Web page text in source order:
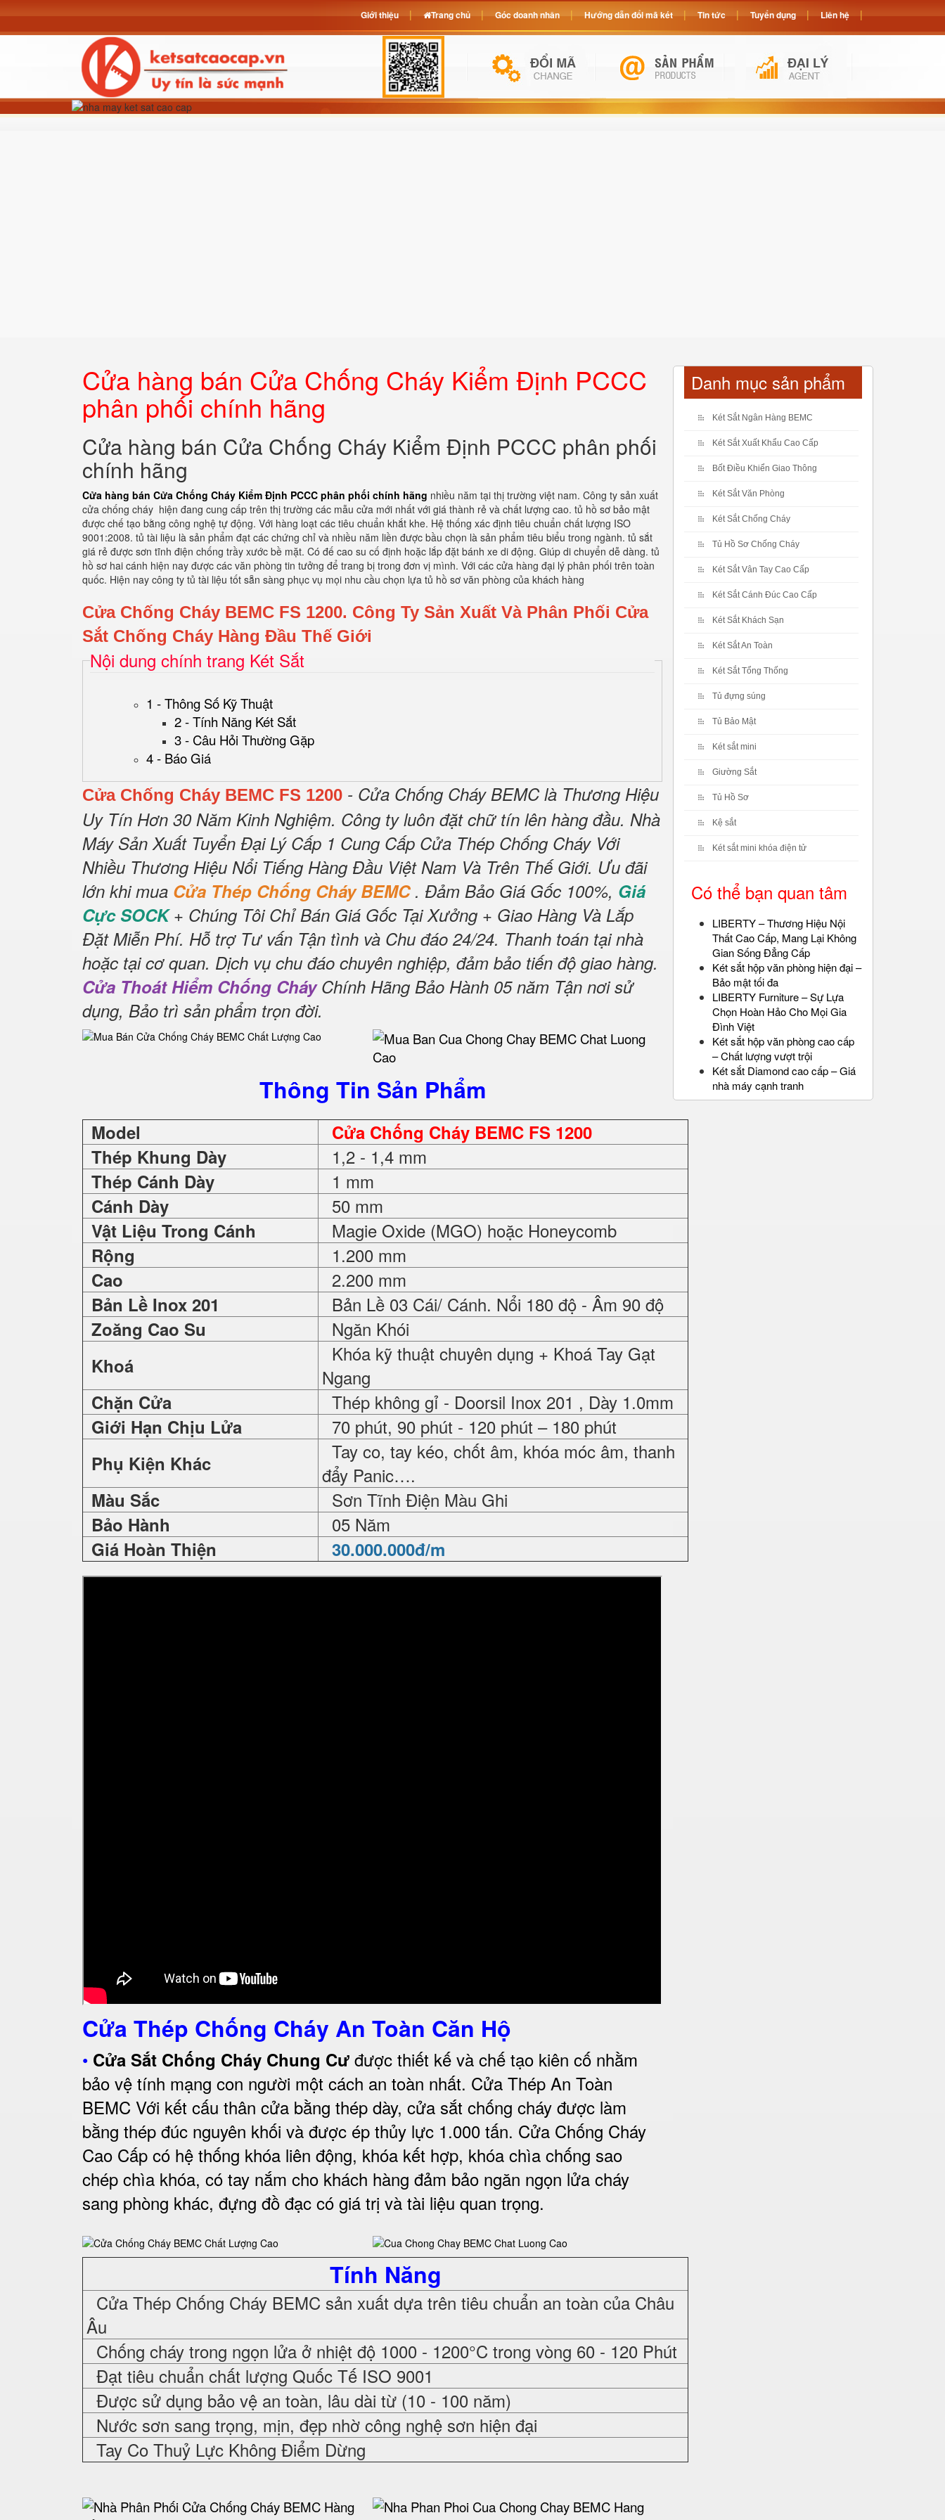
Cửa hàng bán Cửa Chống Cháy Kiểm Định PCCC
phân phối chính hãng
Cửa hàng bán Cửa Chống Cháy Kiểm Định PCCC phân phối
chính hãng
Cửa hàng bán Cửa Chống Cháy Kiểm Định PCCC phân phối chính hãng nhiều năm tại thị trường việt nam. Công ty sản xuất
cửa chống cháy hiện đang cung cấp trên thị trường các mẫu cửa mới nhất với giá thành rẻ và chất lượng cao. tủ hồ sơ bảo mật
được chế tạo bằng công nghệ tự động. Với hàng loạt các tiêu chuẩn khắt khe. Hệ thống xác định tiêu chuẩn chất lượng ISO
9001:2008. tủ tài liệu là sản phẩm đạt các chứng chỉ và nhiều năm liền được bầu chọn là sản phẩm tiêu biểu trong ngành. tủ sắt
giá rẻ được sơn tĩnh điện chống trầy xước bề mặt. Có đế cao su cố định hoặc lắp đặt bánh xe di động. Giúp di chuyển dễ dàng. tủ
hồ sơ hai cánh hiện nay được các văn phòng tin tưởng để trang bị trong đơn vị mình. Với các cửa hàng đại lý phân phối trên toàn
quốc. Hiện nay công ty tủ tài liệu tốt sẵn sàng phục vụ mọi nhu cầu chọn lựa tủ hồ sơ văn phòng của khách hàng
Cửa Chống Cháy BEMC FS 1200. Công Ty Sản Xuất Và Phân Phối Cửa
Sắt Chống Cháy Hàng Đầu Thế Giới
Nội dung chính trang Két Sắt
1 - Thông Số Kỹ Thuật
2 - Tính Năng Két Sắt
3 - Câu Hỏi Thường Gặp
4 - Báo Giá
Cửa Chống Cháy BEMC FS 1200 - Cửa Chống Cháy BEMC là Thương Hiệu
Uy Tín Hơn 30 Năm Kinh Nghiệm. Công ty luôn đặt chữ tín lên hàng đầu. Nhà
Máy Sản Xuất Tuyển Đại Lý Cấp 1 Cung Cấp Cửa Thép Chống Cháy Với
Nhiều Thương Hiệu Nổi Tiếng Hàng Đầu Việt Nam Và Trên Thế Giới. Ưu đãi
lớn khi mua Cửa Thép Chống Cháy BEMC . Đảm Bảo Giá Gốc 100%, Giá
Cực SOCK+ Chúng Tôi Chỉ Bán Giá Gốc Tại Xưởng + Giao Hàng Và Lắp
Đặt Miễn Phí. Hỗ trợ Tư vấn Tận tình và Chu đáo 24/24. Thanh toán tại nhà
hoặc tại cơ quan. Dịch vụ chu đáo chuyên nghiệp, đảm bảo tiến độ giao hàng.
Cửa Thoát Hiểm Chống CháyChính Hãng Bảo Hành 05 năm Tận nơi sử
dụng, Bảo trì sản phẩm trọn đời.
Thông Tin Sản Phẩm
Model
Cửa Chống Cháy BEMC FS 1200
Thép Khung Dày
1,2 - 1,4 mm
Thép Cánh Dày 1 mm
Cánh Dày 50 mm
Vật Liệu Trong Cánh Magie Oxide (MGO) hoặc Honeycomb
Rộng 1.200 mm
Cao 2.200 mm
Bản Lề Inox 201 Bản Lề 03 Cái/ Cánh. Nổi 180 độ - Âm 90 độ
Zoăng Cao Su Ngăn Khói
Khoá
Khóa kỹ thuật chuyên dụng + Khoá Tay Gạt
Ngang
Chặn Cửa Thép không gỉ - Doorsil Inox 201 , Dày 1.0mm
Giới Hạn Chịu Lửa 70 phút, 90 phút - 120 phút – 180 phút
Phụ Kiện Khác
Tay co, tay kéo, chốt âm, khóa móc âm, thanh
đẩy Panic….
Màu Sắc Sơn Tĩnh Điện Màu Ghi
Bảo Hành 05 Năm
Giá Hoàn Thiện 30.000.000đ/m
Cửa Thép Chống Cháy An Toàn Căn Hộ
• Cửa Sắt Chống Cháy Chung Cư được thiết kế và chế tạo kiên cố nhằm
bảo vệ tính mạng con người một cách an toàn nhất. Cửa Thép An Toàn
BEMC Với kết cấu thân cửa bằng thép dày, cửa sắt chống cháy được làm
bằng thép đúc nguyên khối và được ép thủy lực 1.000 tấn. Cửa Chống Cháy
Cao Cấp có hệ thống khóa liên động, khóa kết hợp, khóa chìa chống sao
chép chìa khóa, có tay nắm cho khách hàng đảm bảo ngăn ngọn lửa cháy
sang phòng khác, đựng đồ đạc có giá trị và tài liệu quan trọng.
Tính Năng
Cửa Thép Chống Cháy BEMC sản xuất dựa trên tiêu chuẩn an toàn của Châu
Âu
Chống cháy trong ngọn lửa ở nhiệt độ 1000 - 1200°C trong vòng 60 - 120 Phút
Đạt tiêu chuẩn chất lượng Quốc Tế ISO 9001
Được sử dụng bảo vệ an toàn, lâu dài từ (10 - 100 năm)
Nước sơn sang trọng, mịn, đẹp nhờ công nghệ sơn hiện đại
Tay Co Thuỷ Lực Không Điểm Dừng
Danh mục sản phẩm
Két Sắt Ngân Hàng BEMC
Két Sắt Xuất Khẩu Cao Cấp
Bốt Điều Khiển Giao Thông
Két Sắt Văn Phòng
Két Sắt Chống Cháy
Tủ Hồ Sơ Chống Cháy
Két Sắt Vân Tay Cao Cấp
Két Sắt Cánh Đúc Cao Cấp
Két Sắt Khách Sạn
Két Sắt An Toàn
Két Sắt Tổng Thống
Tủ đựng súng
Tủ Bảo Mật
Két sắt mini
Giường Sắt
Tủ Hồ Sơ
Kệ sắt
Két sắt mini khóa điện tử
Có thể bạn quan tâm
LIBERTY – Thương Hiệu Nội
Thất Cao Cấp, Mang Lại Không
Gian Sống Đẳng Cấp
Két sắt hộp văn phòng hiện đại –
Bảo mật tối đa
LIBERTY Furniture – Sự Lựa
Chọn Hoàn Hảo Cho Mọi Gia
Đình Việt
Két sắt hộp văn phòng cao cấp
– Chất lượng vượt trội
Két sắt Diamond cao cấp – Giá
nhà máy cạnh tranh
Giới thiệu Trang chủ Góc doanh nhân Hướng dẫn đổi mã két Tin tức Tuyển dụng Liên hệ